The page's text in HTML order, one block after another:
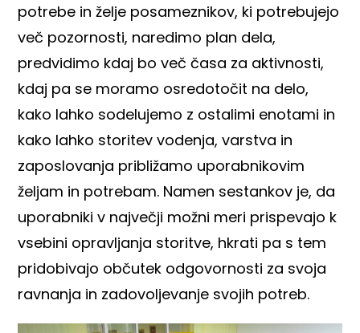
potrebe in želje posameznikov, ki potrebujejo
več pozornosti, naredimo plan dela,
predvidimo kdaj bo več časa za aktivnosti,
kdaj pa se moramo osredotočit na delo,
kako lahko sodelujemo z ostalimi enotami in
kako lahko storitev vodenja, varstva in
zaposlovanja približamo uporabnikovim
željam in potrebam. Namen sestankov je, da
uporabniki v največji možni meri prispevajo k
vsebini opravljanja storitve, hkrati pa s tem
pridobivajo občutek odgovornosti za svoja
ravnanja in zadovoljevanje svojih potreb.